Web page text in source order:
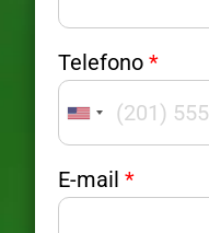
N
o
m
e
C
o
g
Telefono *
United
States
+1
E-mail *